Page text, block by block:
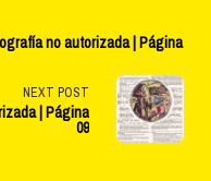
no autorizada | Página
NEXT POST
| Página
09